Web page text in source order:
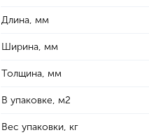
Длина, мм
Ширина, мм
Толщина, мм
В упаковке, м2
Вес упаковки, кг